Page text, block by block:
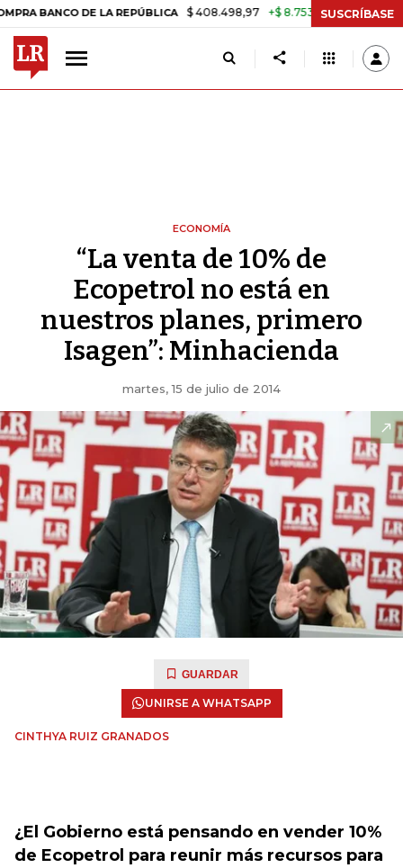
DE LA REPÚBLICA $ 408.498,97 +$ 8.753,81 +2,19% TASA
SUSCRÍBASE
ECONOMÍA
“La venta de 10% de
Ecopetrol no está en
nuestros planes, primero
Isagen”: Minhacienda
martes, 15 de julio de 2014
GUARDAR
UNIRSE A WHATSAPP
CINTHYA RUIZ GRANADOS
¿El Gobierno está pensando en vender 10%
de Ecopetrol para reunir más recursos para